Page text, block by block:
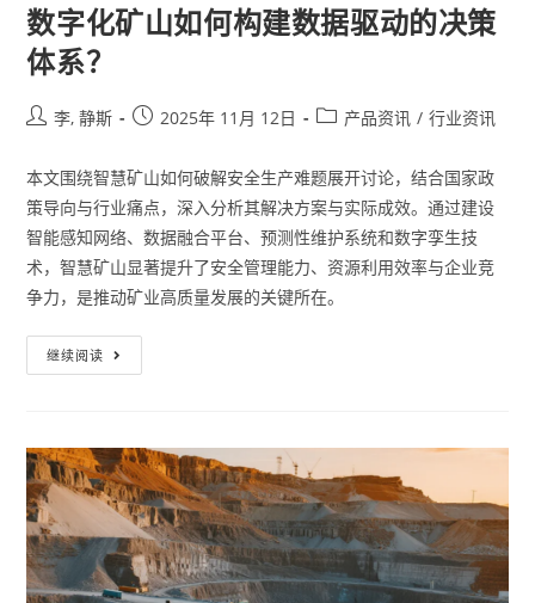
数字化矿山如何构建数据驱动的决策
体系？
李, 静斯 2025年 11月 12日 产品资讯 / 行业资讯
本文围绕智慧矿山如何破解安全生产难题展开讨论，结合国家政
策导向与行业痛点，深入分析其解决方案与实际成效。通过建设
智能感知网络、数据融合平台、预测性维护系统和数字孪生技
术，智慧矿山显著提升了安全管理能力、资源利用效率与企业竞
争力，是推动矿业高质量发展的关键所在。
继续阅读